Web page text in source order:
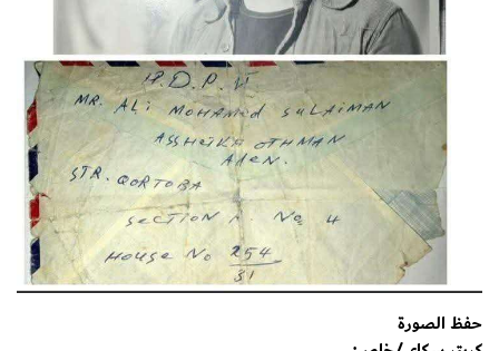
حفظ الصورة